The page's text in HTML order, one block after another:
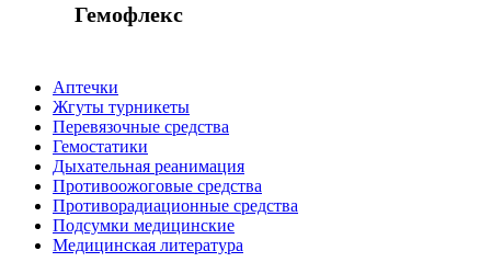
Гемофлекс
Аптечки
Жгуты турникеты
Перевязочные средства
Гемостатики
Дыхательная реанимация
Противоожоговые средства
Противорадиационные средства
Подсумки медицинские
Медицинская литература